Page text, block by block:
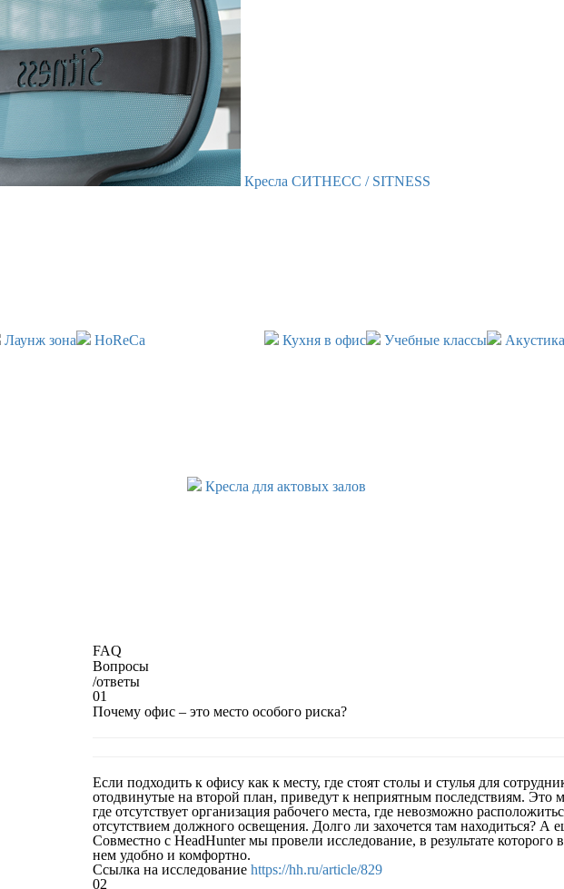
Кресла СИТНЕСС / SITNESS
Учебные классы
Лаунж зона Кухня в офис
HoReCa
Кресла для актовых залов
FAQ
Вопросы
/ответы
01
Почему офис – это место особого риска?
Если подходить к офису как к месту, где стоят столы и стулья для
отодвинутые на второй план, приведут к неприятным последствиям. Это
где отсутствует организация рабочего места, где невозможно
отсутствием должного освещения. Долго ли захочется там находиться? А
Совместно с HeadHunter мы провели исследование, в результате
нем удобно и комфортно.
Ссылка на исследование https://hh.ru/article/829
02